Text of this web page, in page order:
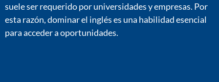
suele ser requerido por universidades y empresas. Por
esta razón, dominar el inglés es una habilidad esencial
para acceder a oportunidades.